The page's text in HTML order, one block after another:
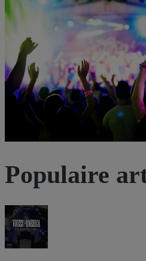
Kanazawa, Japan21st
21st Century Museum of
Populaire